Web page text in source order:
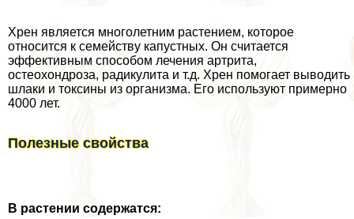
Хрен является многолетним растением, которое
относится к семейству капустных. Он считается
эффективным способом лечения артрита,
остеохондроза, радикулита и т.д. Хрен помогает выводить
шлаки и токсины из организма. Его используют примерно
4000 лет.
Полезные свойства
В растении содержатся: